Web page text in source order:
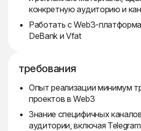
конкретную аудиторию и
Работать с Web3-
DeBank и Vfat
требования
Опыт реализации минимум
проектов в Web3
Знание специфичных
аудитории, включая